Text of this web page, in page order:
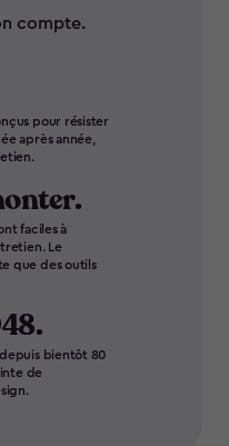
compte.
pour résister
après année,
faciles à
Le
que des outils
bientôt 80
de